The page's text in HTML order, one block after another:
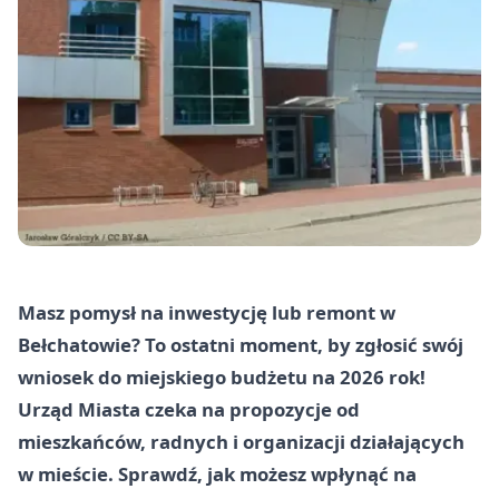
Masz pomysł na inwestycję lub remont w
Bełchatowie? To ostatni moment, by zgłosić swój
wniosek do miejskiego budżetu na 2026 rok!
Urząd Miasta czeka na propozycje od
mieszkańców, radnych i organizacji działających
w mieście. Sprawdź, jak możesz wpłynąć na